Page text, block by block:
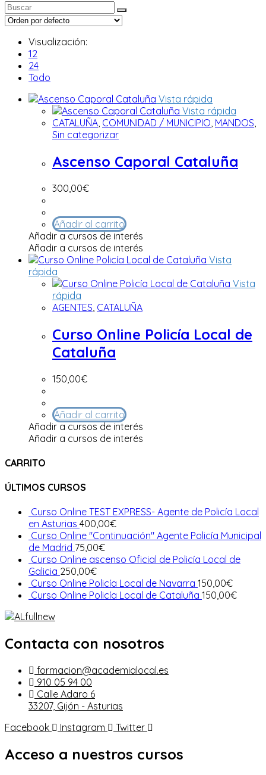
Visualización:
12
24
Todo
Vista rápida
Vista rápida
CATALUÑA, COMUNIDAD / MUNICIPIO, MANDOS,
Sin categorizar
Ascenso Caporal Cataluña
300,00€
Añadir al carrito
Añadir a cursos de interés
Añadir a cursos de interés
Vista
rápida
Vista
rápida
AGENTES CATALUÑA
Curso Online Policía Local de
Cataluña
150,00€
Añadir al carrito
Añadir a cursos de interés
Añadir a cursos de interés
CARRITO
ÚLTIMOS CURSOS
Curso Online TEST EXPRESS- Agente de Policía Local
en Asturias 400,00€
Curso Online "Continuación" Agente Policía Municipal
de Madrid 75,00€
Curso Online ascenso Oficial de Policía Local de
Galicia 250,00€
Curso Online Policía Local de Navarra 150,00€
Curso Online Policía Local de Cataluña 150,00€
Contacta con nosotros
formacion@academialocal.es
910 05 94 00
Calle Adaro 6
33207, Gijón - Asturias
Facebook
Instagram Twitter
Acceso a nuestros cursos